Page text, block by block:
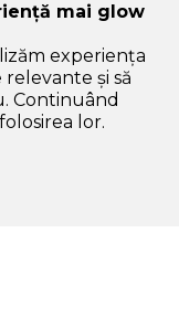
Shampoo -
si complex de 11
mai glow
experiența
și să
Continuând
lor.